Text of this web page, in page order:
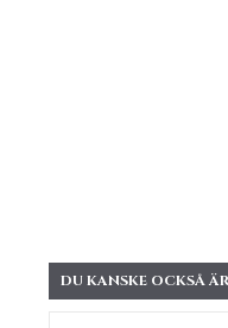
DU KANSKE OCKSÅ